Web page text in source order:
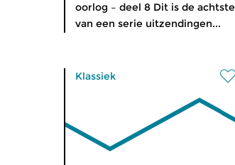
oorlog – deel 8 Dit is de achtste
van een serie uitzendingen...
Klassiek